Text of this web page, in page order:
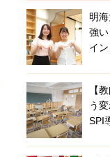
明
強
イ
【
う
SPI